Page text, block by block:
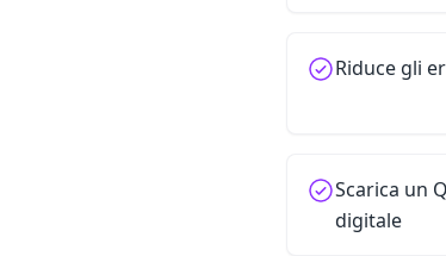
Riduce gli
Scarica un
digitale